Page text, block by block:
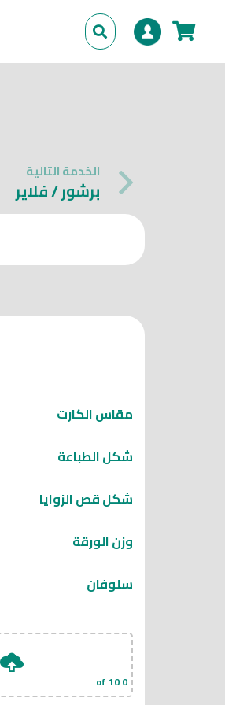
الخدمة التالية
برشور / فلاير
مقاس الكارت
شكل الطباعة
شكل قص الزوايا
وزن الورقة
سلوفان
0